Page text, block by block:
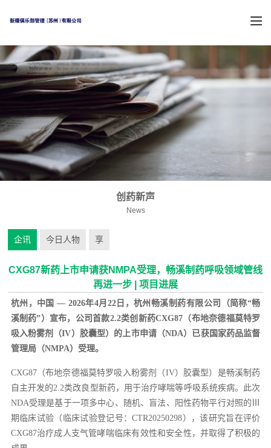
创药新声
News
企讯 今日人物 享
CXG87新药上市申请获NMPA受理，畅溪制药呼吸领域管线
再进一步 | 项目进展
杭州，中国 — 2026年4月22日，杭州畅溪制药有限公司（简称“畅
溪制药”）宣布，公司首款2.2类创新药CXG87（布地奈德福莫特罗
吸入粉雾剂（IV）胶囊型）的上市申请（NDA）已获国家药品监督
管理局（NMPA）受理。
CXG87（布地奈德福莫特罗吸入粉雾剂（IV）胶囊型）是畅溪制药
自主开发的2.2类改良型新药，用于治疗哮喘等呼吸系统疾病。此次
NDA受理是基于一项多中心、随机、盲法、阳性药物平行对照的Ⅲ
期临床试验（临床试验登记号：CTR20250298），该研究旨在评价
CXG87治疗成人支气管哮喘临床有效性和安全性，并取得了积极的